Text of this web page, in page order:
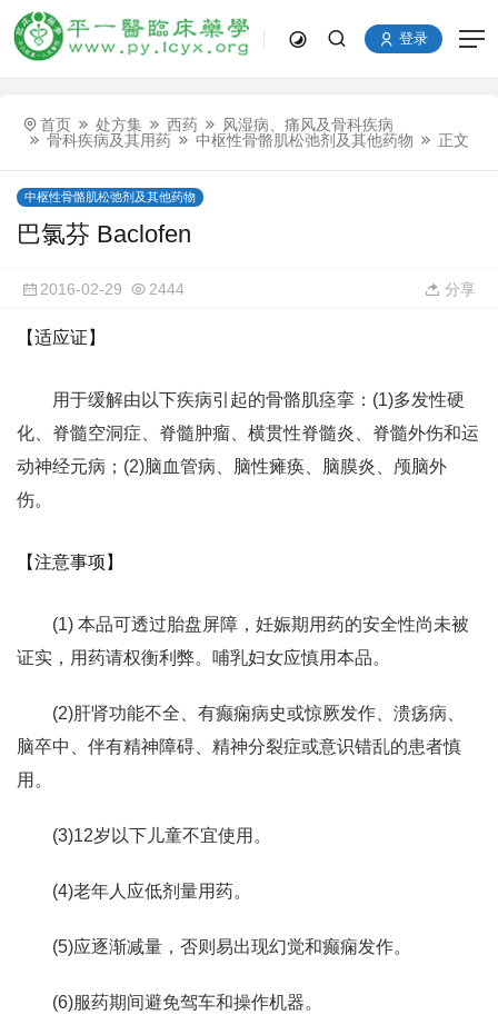
登录
首页 处方集 西药
风湿病、痛风及骨科疾病
骨科疾病及其用药
中枢性骨骼肌松弛剂及其他药物 正文
中枢性骨骼肌松弛剂及其他药物
巴氯芬 Baclofen
2016-02-29 2444 分享
【适应证】
用于缓解由以下疾病引起的骨骼肌痉挛：(1)多发性硬
化、脊髓空洞症、脊髓肿瘤、横贯性脊髓炎、脊髓外伤和运
动神经元病；(2)脑血管病、脑性瘫痪、脑膜炎、颅脑外
伤。
【注意事项】
(1) 本品可透过胎盘屏障，妊娠期用药的安全性尚未被
证实，用药请权衡利弊。哺乳妇女应慎用本品。
(2)肝肾功能不全、有癫痫病史或惊厥发作、溃疡病、
脑卒中、伴有精神障碍、精神分裂症或意识错乱的患者慎
用。
(3)12岁以下儿童不宜使用。
(4)老年人应低剂量用药。
(5)应逐渐减量，否则易出现幻觉和癫痫发作。
(6)服药期间避免驾车和操作机器。